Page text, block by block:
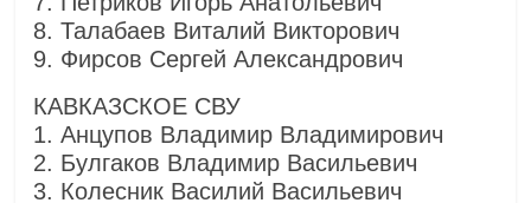
8. Талабаев Виталий Викторович
9. Фирсов Сергей Александрович
КАВКАЗСКОЕ СВУ
1. Анцупов Владимир Владимирович
2. Булгаков Владимир Васильевич
3. Колесник Василий Васильевич